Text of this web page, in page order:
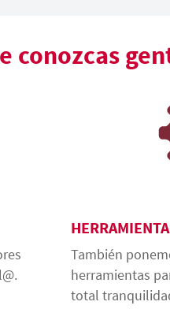
conozcas
También
herramientas
total